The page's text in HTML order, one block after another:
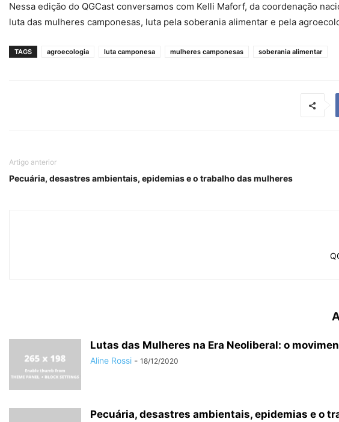
Nessa edição do QGCast conversamos com Kelli Maforf, da coordenação
luta das mulheres camponesas, luta pela soberania alimentar e pela
TAGS agroecologia luta camponesa mulheres camponesas soberania alimentar
Artigo anterior
Pecuária, desastres ambientais, epidemias e o trabalho das mulheres
Lutas das Mulheres na Era Neoliberal: o
Aline Rossi - 18/12/2020
Pecuária, desastres ambientais, epidemias e o